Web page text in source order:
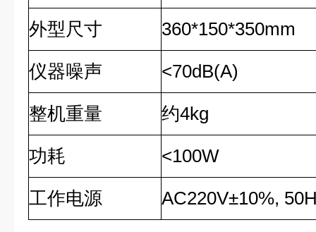
外型尺寸
360*150*350mm
仪器噪声
<70dB(A)
整机重量
约4kg
功耗
<100W
工作电源
AC220V±10%,